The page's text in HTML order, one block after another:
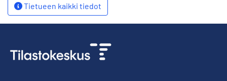
Tietueen kaikki tiedot